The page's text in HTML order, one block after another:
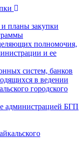
планы закупки
полномочия,
и ее
систем, банков
в ведении
городского
администрацией БГП